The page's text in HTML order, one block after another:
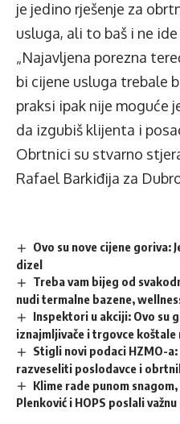
je jedino rješenje za
usluga, ali to baš i ne
„Najavljena porezna
bi cijene usluga trebale
praksi ipak nije moguće
da izgubiš klijenta i
Obrtnici su stvarno
Rafael Barkiđija za
Ovo su nove cijene goriva:
dizel
Treba vam bijeg od
nudi termalne bazene,
Inspektori u akciji: Ovo su
iznajmljivače i trgovce koštale
Stigli novi podaci HZMO-
razveseliti poslodavce i
Klime rade punom
Plenković i HOPS poslali